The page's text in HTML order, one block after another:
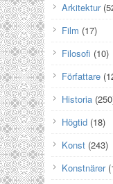
Arkitektur
Film (17)
Filosofi (10)
Författare
Historia
Högtid (18)
Konst (243)
Konstnärer